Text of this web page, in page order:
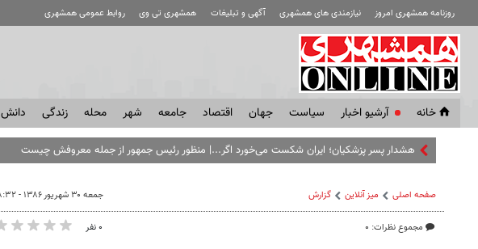
روزنامه همشهری امروز نیازمندی های همشهری آگهی و تبلیغات همشهری تی وی روابط عمومی همشهری
خانه آرشیو اخبار سياست جهان اقتصاد جامعه شهر محله زندگی دانش
هشدار پسر پزشکیان؛ ایران شکست می‌خورد اگر...| منظور رئیس جمهور از جمله معروفش چیست؟
صفحه اصلی میز آنلاین گزارش
مجموع نظرات: ۰
جمعه ۳۰ شهریور ۱۳۸۶ - ۱۸:۳۲
۰ نفر